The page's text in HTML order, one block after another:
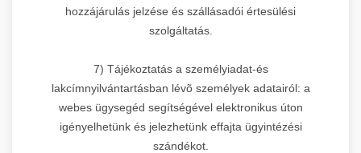
hozzájárulás jelzése és szállásadói értesülési
szolgáltatás.
7) Tájékoztatás a személyiadat-és
lakcímnyilvántartásban lévõ személyek adatairól: a
webes ügysegéd segítségével elektronikus úton
igényelhetünk és jelezhetünk effajta ügyintézési
szándékot.